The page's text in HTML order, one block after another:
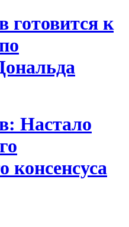
к
Настало
консенсуса